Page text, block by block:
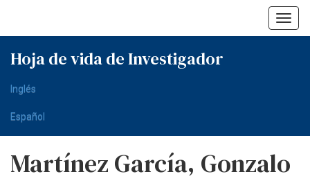
Hoja de vida de Investigador
Inglés
Español
Martínez García, Gonzalo